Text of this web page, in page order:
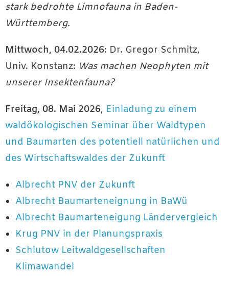
stark bedrohte Limnofauna in Baden-
Württemberg.
Mittwoch, 04.02.2026: Dr. Gregor Schmitz,
Univ. Konstanz: Was machen Neophyten mit
unserer Insektenfauna?
Freitag, 08. Mai 2026, Einladung zu einem
waldökologischen Seminar über Waldtypen
und Baumarten des potentiell natürlichen und
des Wirtschaftswaldes der Zukunft
Albrecht PNV der Zukunft
Albrecht Baumarteneignung in BaWü
Albrecht Baumarteneigung Ländervergleich
Krug PNV in der Planungspraxis
Schlutow Leitwaldgesellschaften
Klimawandel